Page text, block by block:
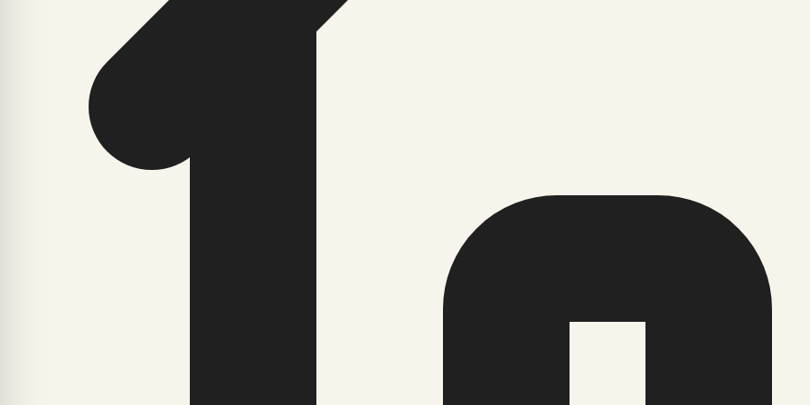
Viljandi Folk Music Festival toimub 23.–26. juulil 2026 Viljandi lossipargis ja kesklinnas.…